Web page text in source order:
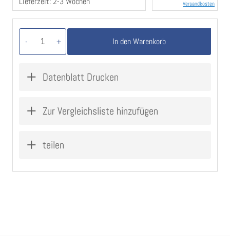
Versandkosten
- + In den Warenkorb
Datenblatt Drucken
Zur Vergleichsliste hinzufügen
teilen